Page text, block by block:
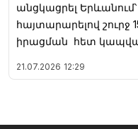
անցկացրել
հայտարարելով
իրացման հետ
21.07.2026 12:29